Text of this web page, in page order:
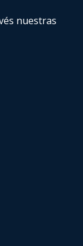
nuestras